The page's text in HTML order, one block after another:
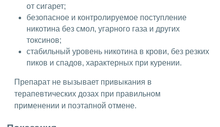
от сигарет;
безопасное и контролируемое поступление
никотина без смол, угарного газа и других
токсинов;
стабильный уровень никотина в крови, без резких
пиков и спадов, характерных при курении.
Препарат не вызывает привыкания в
терапевтических дозах при правильном
применении и поэтапной отмене.